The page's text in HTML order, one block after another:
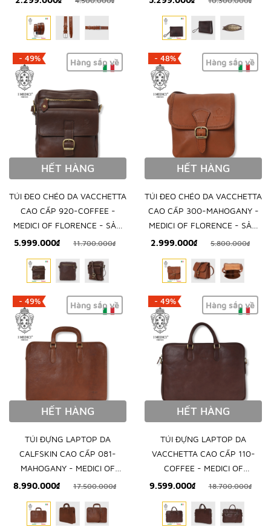
- 49% Hàng sắp về
HẾT HÀNG
TÚI ĐEO CHÉO DA VACCHETTA
CAO CẤP 920-COFFEE -
MEDICI OF FLORENCE - SẢN
XUẤT THỦ CÔNG TẠI ITALY
5.999.000₫ 11.700.000₫
- 48% Hàng sắp về
HẾT HÀNG
TÚI ĐEO CHÉO DA VACCHETTA
CAO CẤP 300-MAHOGANY -
MEDICI OF FLORENCE - SẢN
XUẤT THỦ CÔNG TẠI ITALY
2.999.000₫ 5.800.000₫
- 49% Hàng sắp về
HẾT HÀNG
TÚI ĐỰNG LAPTOP DA
CALFSKIN CAO CẤP 081-
MAHOGANY - MEDICI OF
FLORENCE - SẢN XUẤT THỦ
8.990.000₫ 17.500.000₫
- 49% Hàng sắp về
HẾT HÀNG
TÚI ĐỰNG LAPTOP DA
VACCHETTA CAO CẤP 110-
COFFEE - MEDICI OF
FLORENCE - SẢN XUẤT THỦ
9.599.000₫ 18.700.000₫